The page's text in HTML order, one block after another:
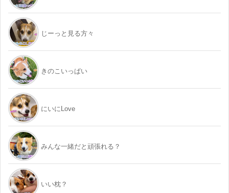
じーっと見る方々
きのこいっぱい
にいにLove
みんな一緒だと頑張れる？
いい枕？